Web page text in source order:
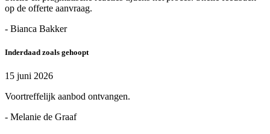
op de offerte aanvraag.
- Bianca Bakker
Inderdaad zoals gehoopt
15 juni 2026
Voortreffelijk aanbod ontvangen.
- Melanie de Graaf